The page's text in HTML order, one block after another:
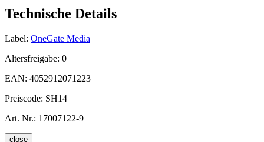
Technische Details
Label: OneGate Media
Altersfreigabe: 0
EAN: 4052912071223
Preiscode: SH14
Art. Nr.: 17007122-9
close